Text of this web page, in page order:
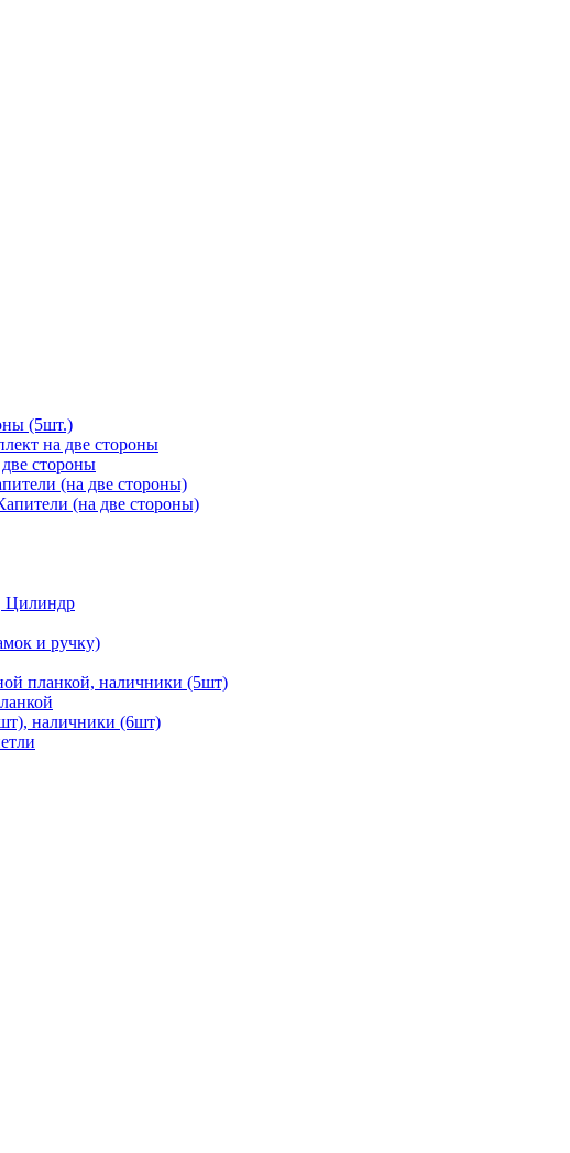
(5шт.)
на две стороны
стороны
(на две стороны)
(на две стороны)
Цилиндр
и ручку)
планкой, наличники (5шт)
наличники (6шт)